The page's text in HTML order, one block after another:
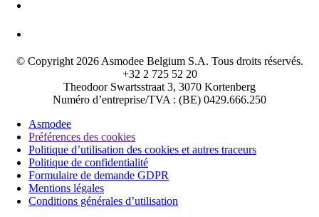
© Copyright 2026 Asmodee Belgium S.A. Tous droits réservés.
+32 2 725 52 20
Theodoor Swartsstraat 3, 3070 Kortenberg
Numéro d’entreprise/TVA : (BE) 0429.666.250
Asmodee
Préférences des cookies
Politique d’utilisation des cookies et autres traceurs
Politique de confidentialité
Formulaire de demande GDPR
Mentions légales
Conditions générales d’utilisation